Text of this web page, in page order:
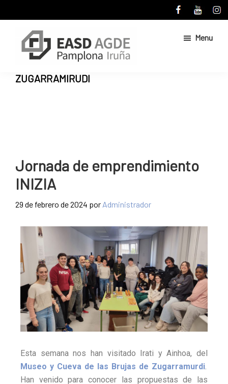
to
content
to
Escuela
de
Sitio
y
Superior
Diseño
Pamplona
Menu
ZUGARRAMIRUDI
Jornada de emprendimiento
INIZIA
29 de febrero de 2024 por Administrador
Esta semana nos han visitado Irati y Ainhoa, del
Museo y Cueva de las Brujas de Zugarramurdi.
Han venido para conocer las propuestas de las